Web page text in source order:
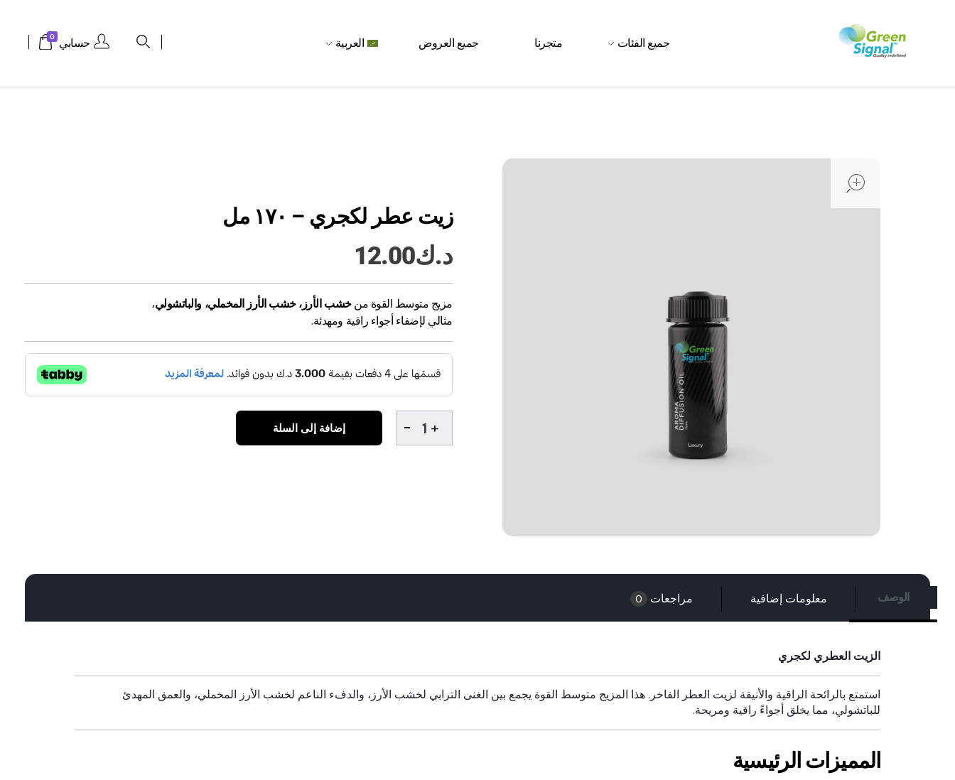
جميع الفئات متجرنا جميع العروض العربية حسابي 0
زيت عطر لكجري – ١٧٠ مل
د.ك12.00
مزيج متوسط القوة منخشب الأرز، خشب الأرز المخملي، والباتشولي،
مثالي لإضفاء أجواء راقية ومهدئة.
إضافة إلى السلة
الوصف معلومات إضافية مراجعات 0
الزيت العطري لكجري
استمتع بالرائحة الراقية والأنيقة لزيت العطر الفاخر. هذا المزيج متوسط القوة يجمع بين الغنى الترابي لخشب الأرز، والدفء الناعم لخشب الأرز المخملي، والعمق المهدئ
للباتشولي، مما يخلق أجواءً راقية ومريحة.
المميزات الرئيسية